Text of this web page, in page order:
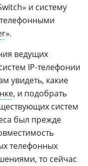
и систему
».
ведущих
IP-телефонии
увидеть, какие
, и подобрать
систем
был прежде
телефонных
то сейчас